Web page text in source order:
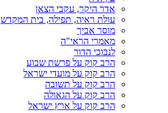
אדר היקר, עקבי הצאן
עולת ראיה, תפילה, בית המקדש
מוסר אביך
מאמרי הראי"ה
לנבוכי הדור
הרב קוק על פרשת שבוע
הרב קוק על מועדי ישראל
הרב קוק על תשובה
הרב קוק על הגאולה
הרב קוק על ארץ ישראל